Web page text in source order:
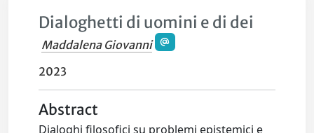
Dialoghetti di uomini e di dei
Maddalena Giovanni
2023
Abstract
Dialoghi filosofici su problemi epistemici e